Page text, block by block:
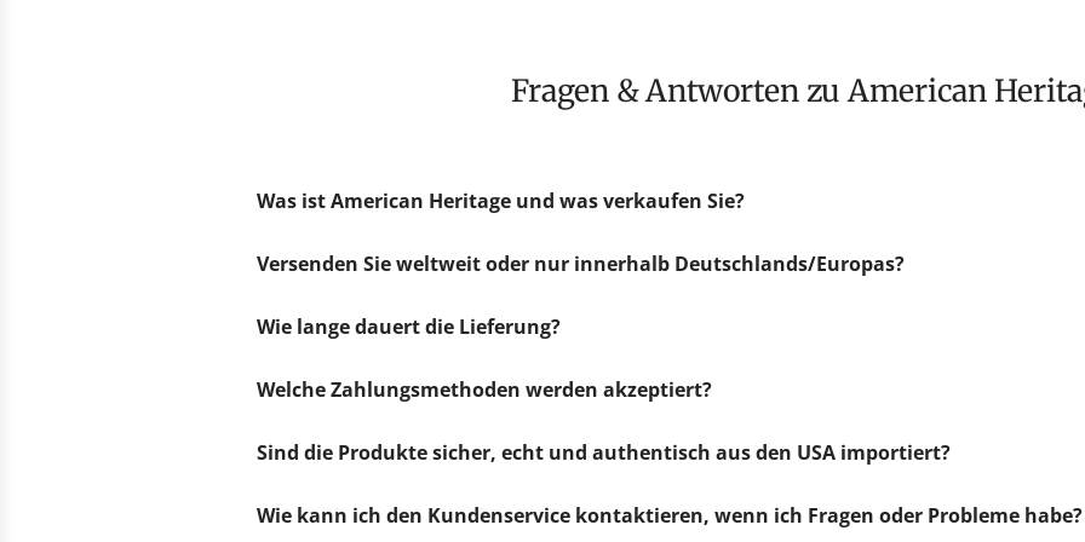
Fragen & Antworten zu American
Was ist American Heritage und was verkaufen Sie?
Versenden Sie weltweit oder nur innerhalb Deutschlands/Europas?
Wie lange dauert die Lieferung?
Welche Zahlungsmethoden werden akzeptiert?
Sind die Produkte sicher, echt und authentisch aus den USA importiert?
Wie kann ich den Kundenservice kontaktieren, wenn ich Fragen oder Probleme habe?